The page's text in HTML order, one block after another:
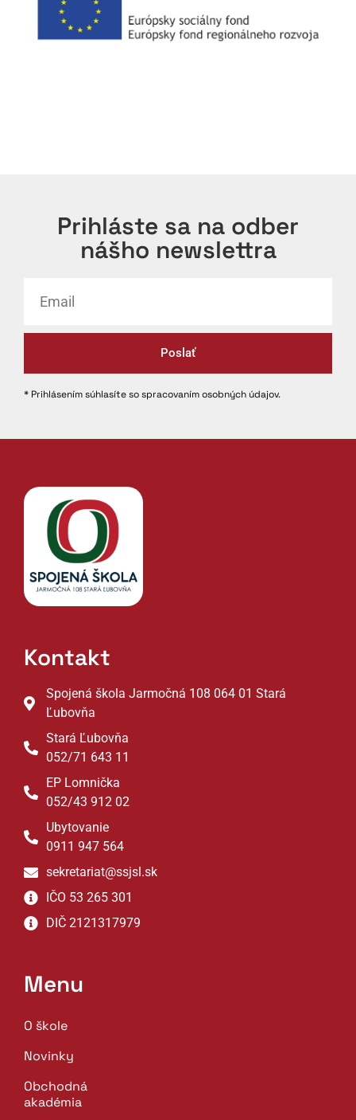
Prihláste sa na odber
nášho newslettra
Poslať
* Prihlásením súhlasíte so spracovaním osobných údajov.
Kontakt
Spojená škola Jarmočná 108 064 01 Stará
Ľubovňa
Stará Ľubovňa
052/71 643 11
EP Lomnička
052/43 912 02
Ubytovanie
0911 947 564
sekretariat@ssjsl.sk
IČO 53 265 301
DIČ 2121317979
Menu
O škole
Novinky
Obchodná
akadémia